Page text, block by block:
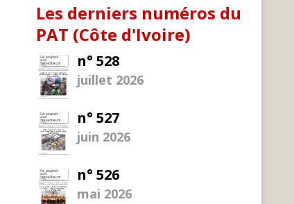
Les derniers numéros du
PAT (Côte d'Ivoire)
n° 528
juillet 2026
n° 527
juin 2026
n° 526
mai 2026